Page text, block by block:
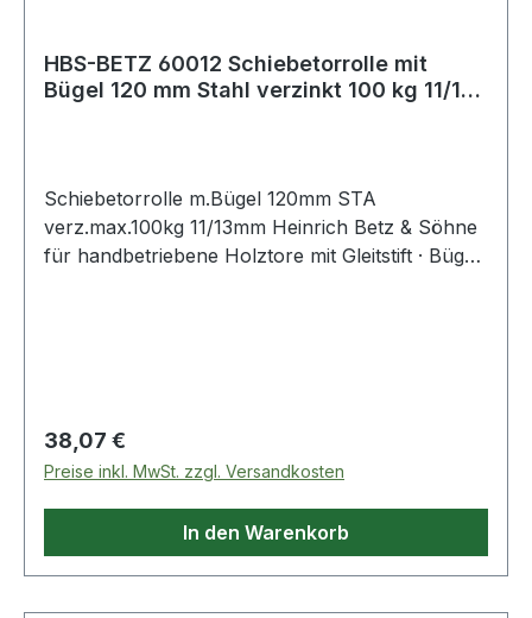
HBS-BETZ 60012 Schiebetorrolle mit
Bügel 120 mm Stahl verzinkt 100 kg 11/13
Schiebetorrolle m.Bügel 120mm STA
verz.max.100kg 11/13mm Heinrich Betz & Söhne
für handbetriebene Holztore mit Gleitstift · Bügel
Regulärer Preis:
38,07 €
Preise inkl. MwSt. zzgl. Versandkosten
In den Warenkorb